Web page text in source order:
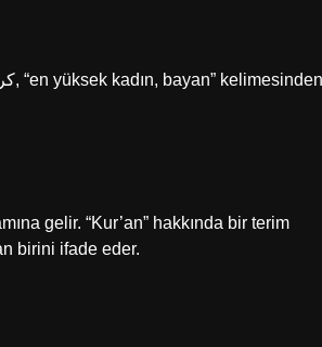
birini ifade eder.